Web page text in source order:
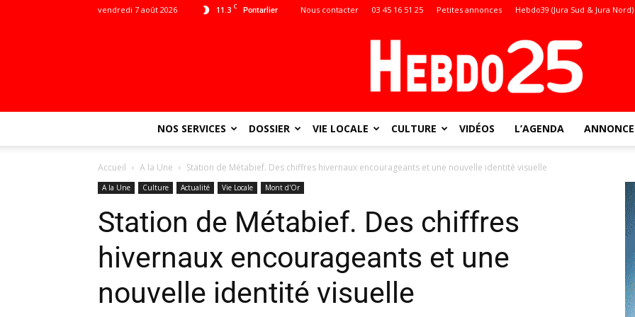
11.3 C Pontarlier
vendredi 7 août 2026 Nous contacter 03 45 16 51 25 Petites annonces Hebdo39 (Jura Sud & Jura Nord)
NOS SERVICES DOSSIER VIE LOCALE CULTURE VIDÉOS L’AGENDA
Accueil A la Une Station de Métabief. Des chiffres hivernaux encourageants et une nouvelle identité visuelle
A la Une Culture Actualité Vie Locale Mont d'Or
Station de Métabief. Des chiffres
hivernaux encourageants et une
nouvelle identité visuelle